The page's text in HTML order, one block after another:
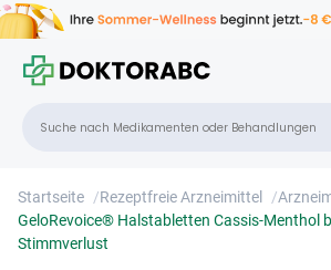
Startseite /Rezeptfreie Arzneimittel /
GeloRevoice® Halstabletten Cassis-Menthol
Stimmverlust
Menthol bei Heiserkeit &